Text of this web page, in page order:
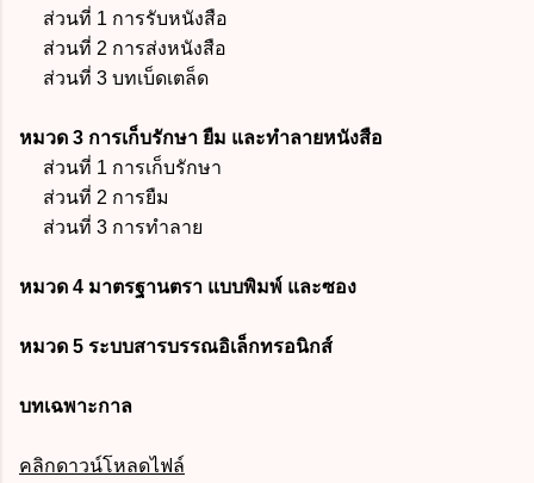
ส่วนที่ 1 การรับหนังสือ
ส่วนที่ 2 การส่งหนังสือ
ส่วนที่ 3 บทเบ็ดเตล็ด
หมวด 3 การเก็บรักษา ยืม และทำลายหนังสือ
ส่วนที่ 1 การเก็บรักษา
ส่วนที่ 2 การยืม
ส่วนที่ 3 การทำลาย
หมวด 4 มาตรฐานตรา แบบพิมพ์ และซอง
หมวด 5 ระบบสารบรรณอิเล็กทรอนิกส์
บทเฉพาะกาล
คลิกดาวน์โหลดไฟล์